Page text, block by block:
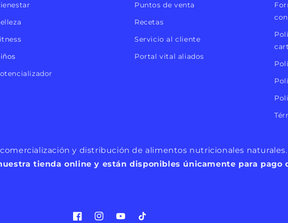
Puntos de venta
Recetas
Servicio al cliente
Portal vital aliados
y distribución de alimentos nutricionales naturales.
tienda online y están disponibles únicamente para pago